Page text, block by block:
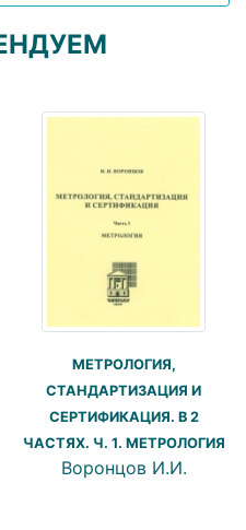
МЕТРОЛОГИЯ,
СТАНДАРТИЗАЦИЯ И
СЕРТИФИКАЦИЯ. В 2
ЧАСТЯХ. Ч. 1. МЕТРОЛОГИЯ
Воронцов И.И.